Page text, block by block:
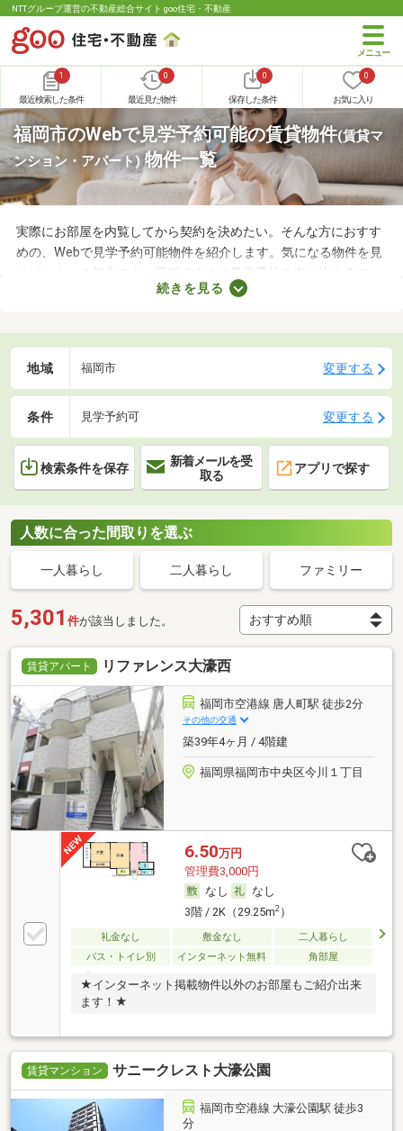
NTTグループ運営の不動産総合サイト goo住宅・不動産
1
最近検索した条件
0
最近見た物件
0
保存した条件
0
お気に入り
福岡市のWebで見学予約可能の賃貸物件(賃貸マ
ンション・アパート)物件一覧
実際にお部屋を内覧してから契約を決めたい。そんな方におすす
めの、Webで見学予約可能物件を紹介します。気になる物件を見
つけたら、ご都合のよい日程ですぐに見学予約を申し込めるの
で、お部屋探しもスムーズに進みますよ。複数のお部屋を実際に
続きを見る
地域 福岡市 変更する
条件 見学予約可 変更する
検索条件を保存
新着メールを受
取る
アプリで探す
人数に合った間取りを選ぶ
一人暮らし 二人暮らし ファミリー
5,301 件が該当しました。
賃貸アパート リファレンス大濠西
福岡市空港線 唐人町駅 徒歩2分
その他の交通
築39年4ヶ月 / 4階建
福岡県福岡市中央区今川１丁目
6.50万円
管理費3,000円
なし
なし
3階 / 2K（29.25m2）
礼金なし 敷金なし
二人暮らし
バス・トイレ別
インターネット無料 角部屋
★インターネット掲載物件以外のお部屋もご紹介出来
ます！★
賃貸マンション サニークレスト大濠公園
福岡市空港線 大濠公園駅 徒歩3
分